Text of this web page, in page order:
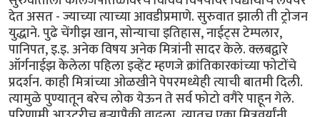
देत असत - ज्याच्या त्याच्या आवडीप्रमाणे. सुरुवात झाली ती ट्रोजन
युद्धाने. पुढे चेंगीझ खान, सोन्याचा इतिहास, नाईट्स टेम्पलार,
पानिपत, इ.इ. अनेक विषय अनेक मित्रांनी सादर केले. क्लबद्वारे
ऑर्गनाईझ केलेला पहिला इव्हेंट म्हणजे क्रांतिकारकांच्या फोटोंचे
प्रदर्शन. काही मित्रांच्या ओळखीने पेपरमध्येही त्याची बातमी दिली.
त्यामुळे पुण्यातून बरेच लोक येऊन ते सर्व फोटो वगैरे पाहून गेले.